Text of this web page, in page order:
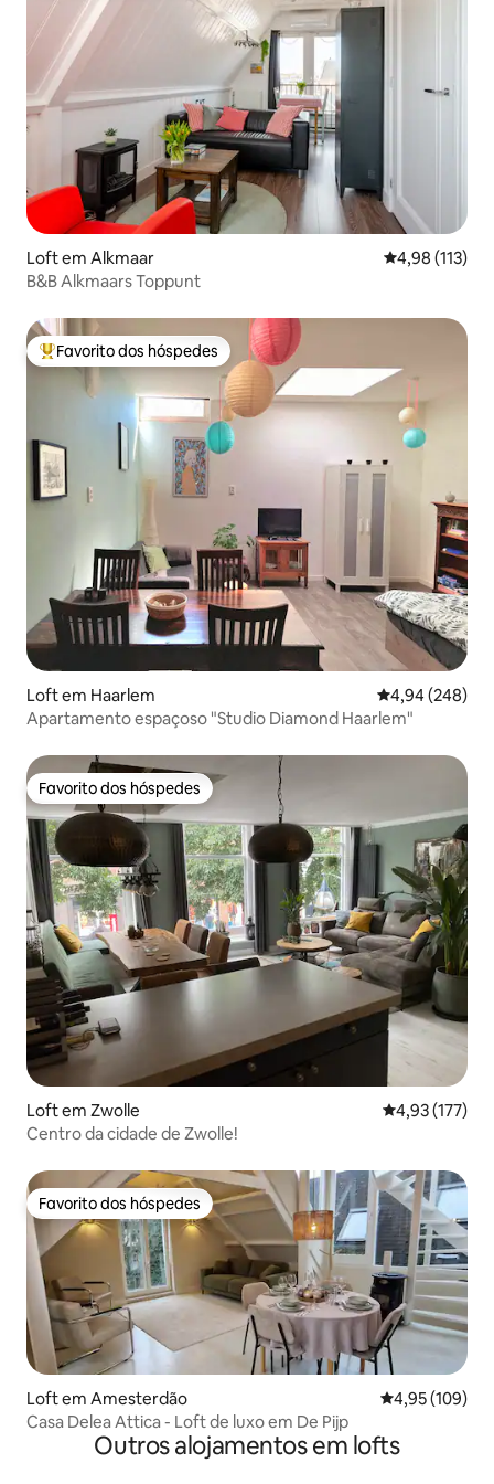
Loft em Alkmaar Classificação
4,98 (113)
B&B Alkmaars Toppunt
Favoritos dos hóspedes mais apreciados
Favorito dos hóspedes
Loft em Haarlem Classificação
4,94 (248)
Apartamento espaçoso "Studio Diamond Haarlem"
Favorito dos hóspedes
Favorito dos hóspedes
Loft em Zwolle Classificação
4,93 (177)
Centro da cidade de Zwolle!
Favorito dos hóspedes
Favorito dos hóspedes
Loft em Amesterdão Classificação
4,95 (109)
Casa Delea Attica - Loft de luxo em De Pijp
Outros alojamentos em lofts